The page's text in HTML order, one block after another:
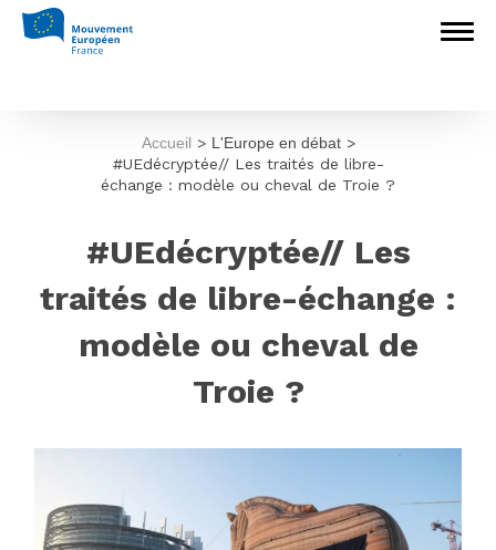
Accueil > L'Europe en débat>
#UEdécryptée// Les traités de libre-
échange : modèle ou cheval de Troie ?
#UEdécryptée// Les
traités de libre-échange :
modèle ou cheval de
Troie ?